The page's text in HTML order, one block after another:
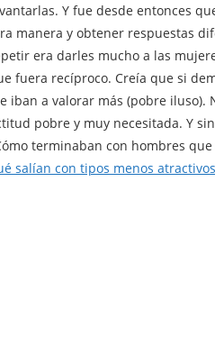
Y fue desde entonces
manera y obtener respuestas
era darles mucho a las
fuera recíproco. Creía que si
iban a valorar más (pobre iluso).
pobre y muy necesitada. Y
terminaban con hombres
salían con tipos menos